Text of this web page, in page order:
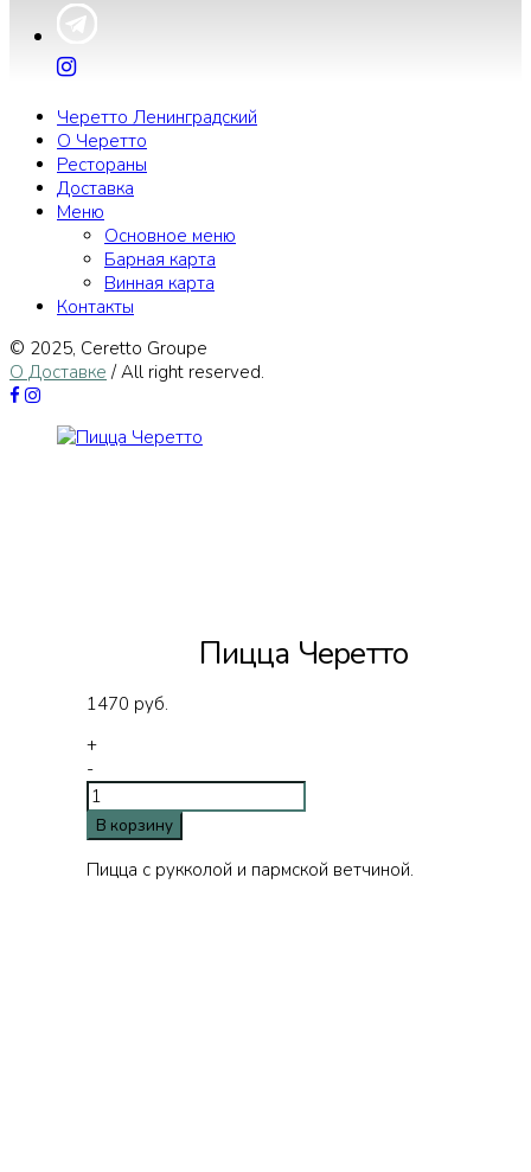
Черетто Ленинградский
О Черетто
Рестораны
Доставка
Меню
Основное меню
Барная карта
Винная карта
Контакты
© 2025, Сeretto Groupe
О Доставке / All right reserved.
Пицца Черетто
1470 руб.
+
-
В корзину
Пицца с рукколой и пармской ветчиной.